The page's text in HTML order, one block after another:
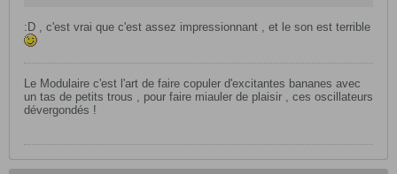
:D , c'est vrai que c'est assez impressionnant , et le son est terrible
Le Modulaire c'est l'art de faire copuler d'excitantes bananes avec
un tas de petits trous , pour faire miauler de plaisir , ces oscillateurs
dévergondés !